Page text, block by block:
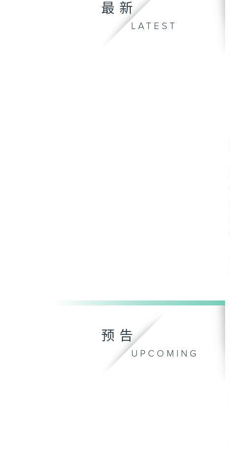
最新
LATEST
预告
UPCOMING